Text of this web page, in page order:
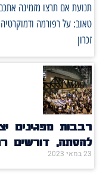
תנועת אם תרצו מזמינה
זכרון
רבבות מפגינים
להסתה, דורשים
23 במאי 2023